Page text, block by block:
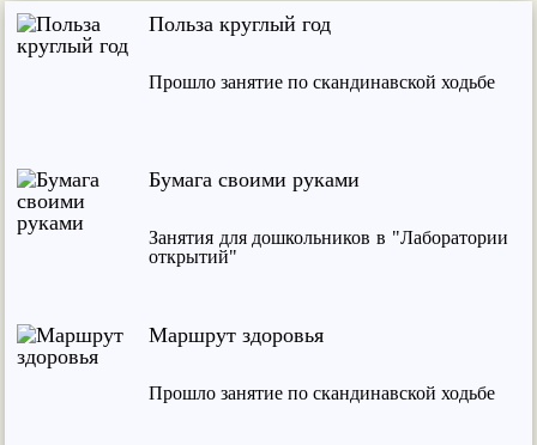
Польза круглый год
Прошло занятие по скандинавской ходьбе
Бумага своими руками
Занятия для дошкольников в "Лаборатории
открытий"
Маршрут здоровья
Прошло занятие по скандинавской ходьбе